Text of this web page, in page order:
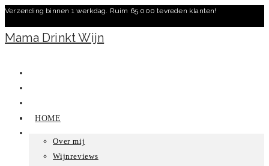
Ga
naar
inhoud
Verzending binnen 1 werkdag. Ruim 65.000 tevreden klanten!
Mama Drinkt Wijn
HOME
Over mij
Wijnreviews